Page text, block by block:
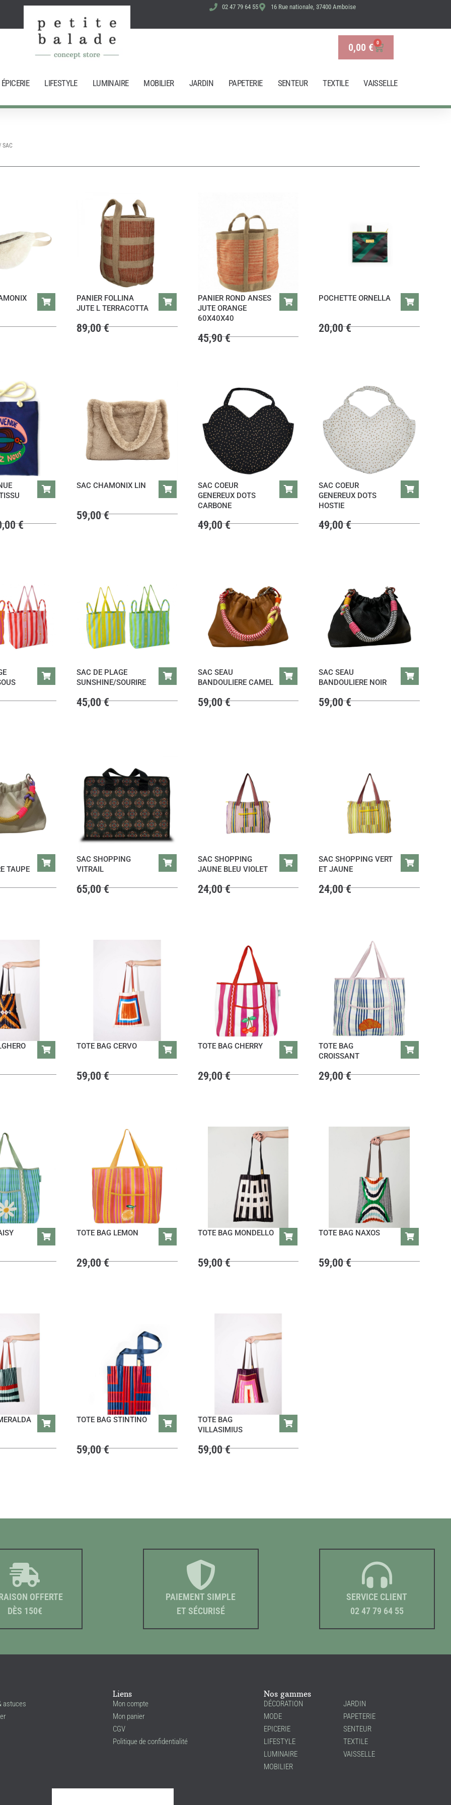
02 47 79 64 55 16 Rue nationale, 37400 Amboise
0,00 € 0
Panier
ÉPICERIE LIFESTYLE LUMINAIRE MOBILIER JARDIN PAPETERIE SENTEUR TEXTILE VAISSELLE
PANIER FOLLINA
JUTE L TERRACOTTA
89,00€
PANIER ROND ANSES
JUTE ORANGE
60X40X40
45,90€
POCHETTE ORNELLA
20,00€
€L
x
a
c
t
u
e
l
€
.
SAC CHAMONIX LIN
59,00€
SAC COEUR
GENEREUX DOTS
CARBONE
49,00€
SAC COEUR
GENEREUX DOTS
HOSTIE
49,00€
SAC DE PLAGE
SUNSHINE/SOURIRE
45,00€
SAC SEAU
BANDOULIERE CAMEL
59,00€
SAC SEAU
BANDOULIERE NOIR
59,00€
TAUPE
SAC SHOPPING
VITRAIL
65,00€
SAC SHOPPING
JAUNE BLEU VIOLET
24,00€
SAC SHOPPING VERT
ET JAUNE
24,00€
TOTE BAG CERVO
59,00€
TOTE BAG CHERRY
29,00€
TOTE BAG
CROISSANT
29,00€
TOTE BAG LEMON
29,00€
TOTE BAG MONDELLO
59,00€
TOTE BAG NAXOS
59,00€
TOTE BAG STINTINO
59,00€
TOTE BAG
VILLASIMIUS
59,00€
OFFERTE
DÈS 150€
PAIEMENT SIMPLE
ET SÉCURISÉ
SERVICE CLIENT
02 47 79 64 55
astuces
Liens
Mon compte
Mon panier
CGV
Politique de confidentialité
Nos gammes
DÉCORATION
MODE
EPICERIE
LIFESTYLE
LUMINAIRE
MOBILIER
JARDIN
PAPETERIE
SENTEUR
TEXTILE
VAISSELLE